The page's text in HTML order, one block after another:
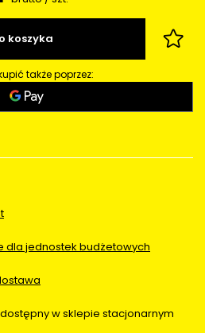
koszyka
także poprzez:
dla jednostek budżetowych
w sklepie stacjonarnym